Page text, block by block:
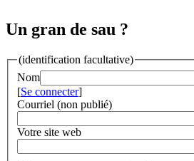
Un gran de sau ?
(identification facultative)
Nom
[Se connecter]
Courriel (non publié)
Votre site web